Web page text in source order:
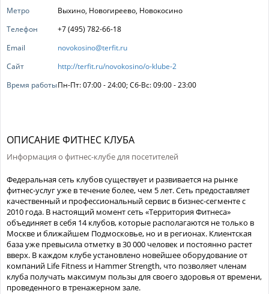
Метро
Выхино, Новогиреево, Новокосино
Телефон
+7 (495) 782-66-18
Email
novokosino@terfit.ru
Сайт
http://terfit.ru/novokosino/o-klube-2
Время работыПн-Пт: 07:00 - 24:00; Сб-Вс: 09:00 - 23:00
ОПИСАНИЕ ФИТНЕС КЛУБА
Информация о фитнес-клубе для посетителей
Федеральная сеть клубов существует и развивается на рынке
фитнес-услуг уже в течение более, чем 5 лет. Сеть предоставляет
качественный и профессиональный сервис в бизнес-сегменте с
2010 года. В настоящий момент сеть «Территория Фитнеса»
объединяет в себя 14 клубов, которые располагаются не только в
Москве и ближайшем Подмосковье, но и в регионах. Клиентская
база уже превысила отметку в 30 000 человек и постоянно растет
вверх. В каждом клубе установлено новейшее оборудование от
компаний Life Fitness и Hammer Strength, что позволяет членам
клуба получать максимум пользы для своего здоровья от времени,
проведенного в тренажерном зале.